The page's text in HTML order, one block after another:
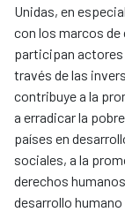
Unidas, en
con los marcos
participan
través de las
contribuye a la
a erradicar la
países en
sociales, a la
derechos
desarrollo